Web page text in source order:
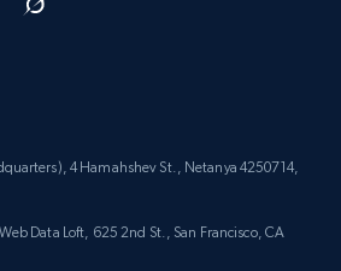
overall, Details size,
more.
強化された
4 Hamahshev St., Netanya 4250714,
Data Loft, 625 2nd St., San Francisco, CA